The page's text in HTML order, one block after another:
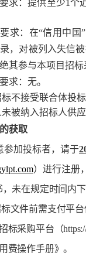
求：提供至少1个
求：在“信用中国
，对被列入失信
其参与本项目招
求：无。
标不接受联合体投
未被纳入招标人供
获取
参加投标者，请于
）进行注册
未在规定时间内
文件前需支付平
标采购平台（
费操作手册》。